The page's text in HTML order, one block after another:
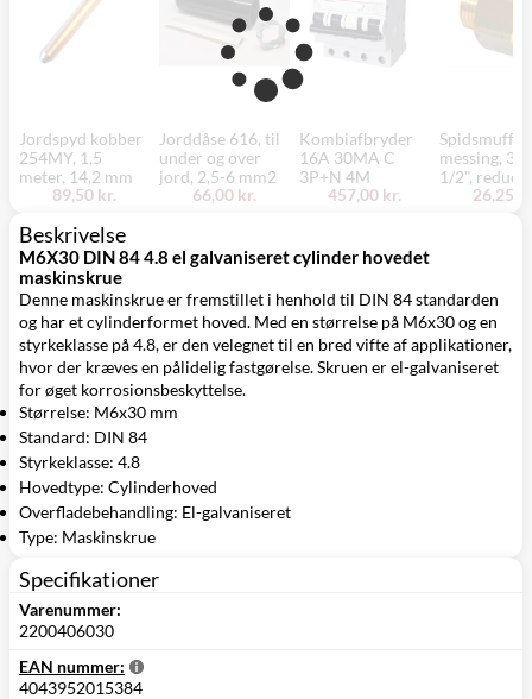
Jordspyd kobber
254MY, 1,5
meter, 14,2 mm
89,50 kr.
Jorddåse 616, til
under og over
jord, 2,5-6 mm2
66,00 kr.
Kombiafbryder
16A 30MA C
3P+N 4M
457,00 kr.
Spidsmuffe,
messing, 3/
1/2",
26,25
Beskrivelse
M6X30 DIN 84 4.8 el galvaniseret cylinder hovedet
maskinskrue
Denne maskinskrue er fremstillet i henhold til DIN 84 standarden
og har et cylinderformet hoved. Med en størrelse på M6x30 og en
styrkeklasse på 4.8, er den velegnet til en bred vifte af applikationer,
hvor der kræves en pålidelig fastgørelse. Skruen er el-galvaniseret
for øget korrosionsbeskyttelse.
Størrelse: M6x30 mm
Standard: DIN 84
Styrkeklasse: 4.8
Hovedtype: Cylinderhoved
Overfladebehandling: El-galvaniseret
Type: Maskinskrue
Specifikationer
Varenummer:
2200406030
EAN nummer:
4043952015384